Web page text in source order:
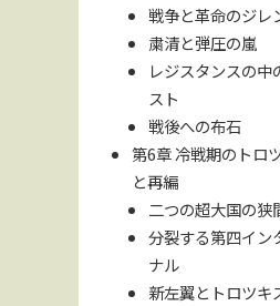
戦争と革命のジレ
粛清と弾圧の嵐
レジスタンスの中
スト
戦後への布石
第6章 冷戦期のトロ
と再編
二つの超大国の狭
分裂する第四イン
ナル
新左翼とトロツキ